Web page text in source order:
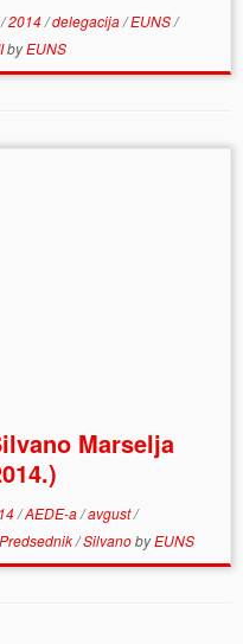
/2014/delegacija/EUNS/
byEUNS
Marselja
/AEDE-a/avgust/
Predsednik/SilvanobyEUNS